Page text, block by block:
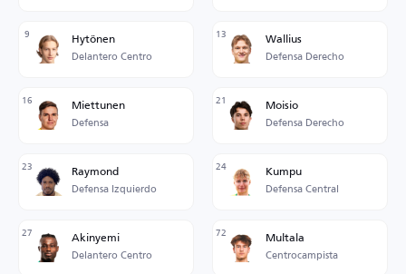
9 Hytönen
Delantero Centro
13 Wallius
Defensa Derecho
16 Miettunen
Defensa
21 Moisio
Defensa Derecho
23 Raymond
Defensa Izquierdo
24 Kumpu
Defensa Central
27 Akinyemi
Delantero Centro
72 Multala
Centrocampista